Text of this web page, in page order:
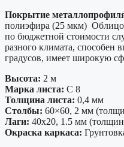
Покрытие
полиэфира (25 мкм)
по бюджетной стоимости
разного климата, способен
градусов, имеет широкую
Высота: 2 м
Марка листа: С 8
Толщина листа: 0,4 мм
Столбы: 60×60, 2 мм
Лаги: 40х20, 1.5 мм
Окраска каркаса: